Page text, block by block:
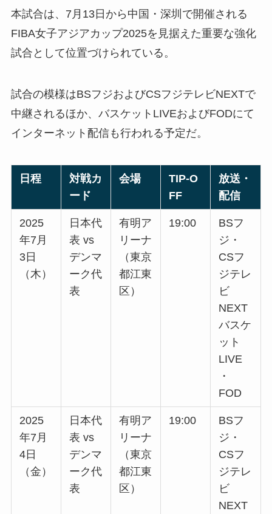
本試合は、7月13日から中国・深圳で開催される
FIBA女子アジアカップ2025を見据えた重要な強化
試合として位置づけられている。
試合の模様はBSフジおよびCSフジテレビNEXTで
中継されるほか、バスケットLIVEおよびFODにて
インターネット配信も行われる予定だ。
日程
対戦カ
ード
会場
TIP‑O
FF
放送・
配信
2025
年7月
3日
（木）
日本代
表 vs
デンマ
ーク代
表
有明ア
リーナ
（東京
都江東
区）
19:00
BSフ
ジ・
CSフ
ジテレ
ビ
NEXT
バスケ
ット
LIVE
・
FOD
2025
年7月
4日
（金）
日本代
表 vs
デンマ
ーク代
表
有明ア
リーナ
（東京
都江東
区）
19:00
BSフ
ジ・
CSフ
ジテレ
ビ
NEXT